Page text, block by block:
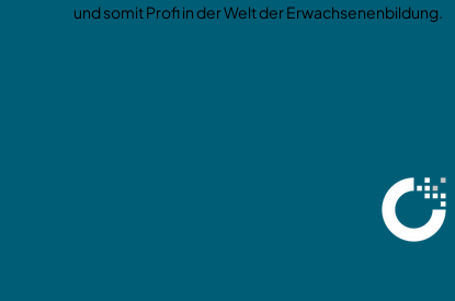
und somit Profi in der Welt der Erwachsenenbildung.